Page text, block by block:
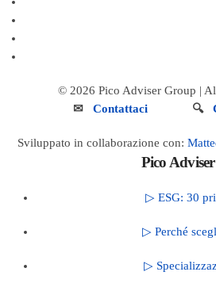
© 2026 Pico Adviser Group |
✉ Contattaci 🔍
Sviluppato in collaborazione con:
Pico Adviser
▷ ESG: 30
▷ Perché
▷